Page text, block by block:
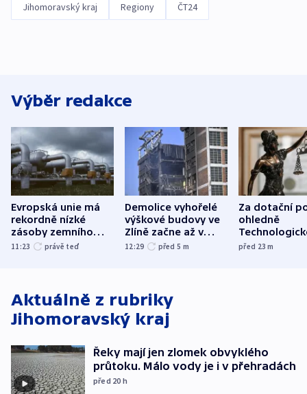
Jihomoravský kraj Regiony ČT24
Výběr redakce
Evropská unie má
rekordně nízké
zásoby zemního
plynu
11:23 právě teď
Demolice vyhořelé
výškové budovy ve
Zlíně začne až v
následujících dnech
12:29 před 5 m
Za dotační
ohledně
parku poslal
před 23m
Aktuálně z rubriky
Jihomoravský kraj
Řeky mají jen zlomek obvyklého
průtoku. Málo vody je i v přehradách
před 20 h